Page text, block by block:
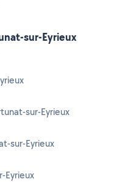
sur-Eyrieux
sur-Eyrieux
sur-Eyrieux
Eyrieux